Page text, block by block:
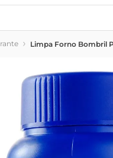
Limpa Forno Bombril